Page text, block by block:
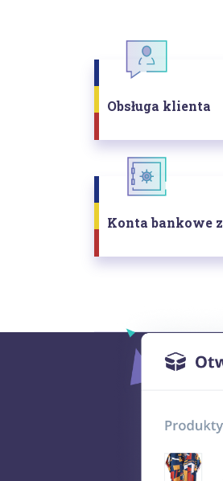
Obsługa klienta
Konta bankowe